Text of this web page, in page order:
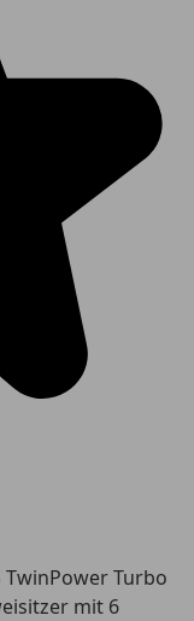
Turbo
mit 6